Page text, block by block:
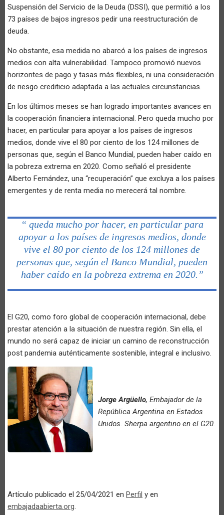
Suspensión del Servicio de la Deuda (DSSI), que permitió a los
73 países de bajos ingresos pedir una reestructuración de
deuda.
No obstante, esa medida no abarcó a los países de ingresos
medios con alta vulnerabilidad. Tampoco promovió nuevos
horizontes de pago y tasas más flexibles, ni una consideración
de riesgo crediticio adaptada a las actuales circunstancias.
En los últimos meses se han logrado importantes avances en
la cooperación financiera internacional. Pero queda mucho por
hacer, en particular para apoyar a los países de ingresos
medios, donde vive el 80 por ciento de los 124 millones de
personas que, según el Banco Mundial, pueden haber caído en
la pobreza extrema en 2020. Como señaló el presidente
Alberto Fernández, una “recuperación” que excluya a los países
emergentes y de renta media no merecerá tal nombre.
“ queda mucho por hacer, en particular para
apoyar a los países de ingresos medios, donde
vive el 80 por ciento de los 124 millones de
personas que, según el Banco Mundial, pueden
haber caído en la pobreza extrema en 2020.”
El G20, como foro global de cooperación internacional, debe
prestar atención a la situación de nuestra región. Sin ella, el
mundo no será capaz de iniciar un camino de reconstrucción
post pandemia auténticamente sostenible, integral e inclusivo.
Jorge Argüello, Embajador de la
República Argentina en Estados
Unidos. Sherpa argentino en el G20.
Artículo publicado el 25/04/2021 en Perfil y en
embajadaabierta.org.